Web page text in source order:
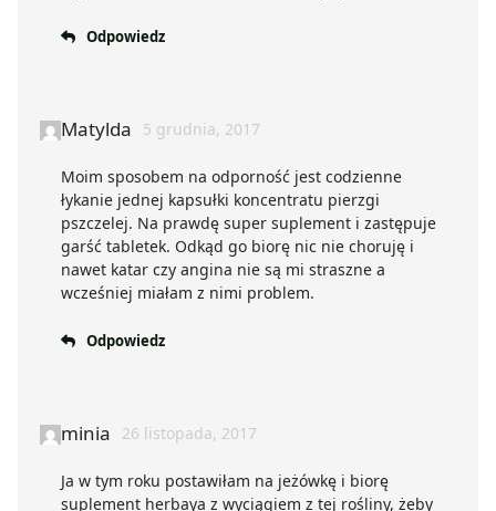
Odpowiedz
Matylda 5 grudnia, 2017
Moim sposobem na odporność jest codzienne
łykanie jednej kapsułki koncentratu pierzgi
pszczelej. Na prawdę super suplement i zastępuje
garść tabletek. Odkąd go biorę nic nie choruję i
nawet katar czy angina nie są mi straszne a
wcześniej miałam z nimi problem.
Odpowiedz
minia 26 listopada, 2017
Ja w tym roku postawiłam na jeżówkę i biorę
suplement herbaya z wyciągiem z tej rośliny, żeby